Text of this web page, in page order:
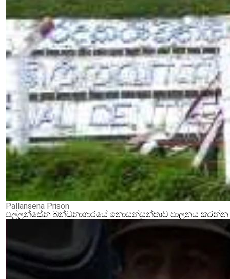
Pallansena Prison
පල්ලන්සේන බන්ධනාගාරයේ නොසන්සුන්තාව පාලනය කරන්න